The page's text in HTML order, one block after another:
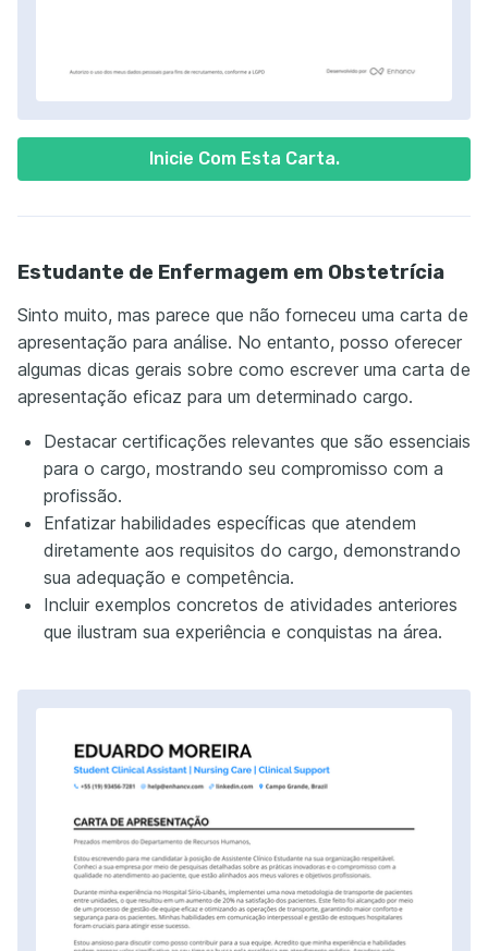
Inicie Com Esta Carta.
Estudante de Enfermagem em Obstetrícia
Sinto muito, mas parece que não forneceu uma carta de
apresentação para análise. No entanto, posso oferecer
algumas dicas gerais sobre como escrever uma carta de
apresentação eficaz para um determinado cargo.
Destacar certificações relevantes que são essenciais
para o cargo, mostrando seu compromisso com a
profissão.
Enfatizar habilidades específicas que atendem
diretamente aos requisitos do cargo, demonstrando
sua adequação e competência.
Incluir exemplos concretos de atividades anteriores
que ilustram sua experiência e conquistas na área.